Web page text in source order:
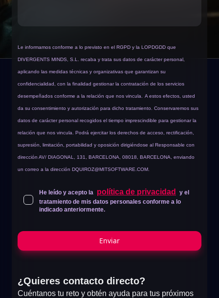
Le informamos conforme a lo previsto en el RGPD y la LOPDGDD que
DIVERGENTS MINDS, S.L. recaba y trata sus datos de carácter personal,
aplicando las medidas técnicas y organizativas que garantizan su
confidencialidad, con la finalidad gestionar la contratación de los servicios
desempeñados conforme a la relación que nos vincula. A estos efectos, usted
da su consentimiento y autorización para dicho tratamiento. Conservaremos sus
datos de carácter personal recogidos el tiempo imprescindible para gestionar la
relación que nos vincula. Podrá ejercitar los derechos de acceso, rectificación,
supresión, limitación, portabilidad y oposición dirigiéndose al Responsable con
dirección AV/ DIAGONAL, 131, BARCELONA, 08018, BARCELONA, enviando
un correo a la dirección DQUIROZ@MITSOFTWARE.COM
He leído y acepto la política de privacidad
y el
tratamiento de mis datos personales conforme a lo
indicado anteriormente.
Enviar
¿Quieres contacto directo?
Cuéntanos tu reto y obtén ayuda para tus próximos